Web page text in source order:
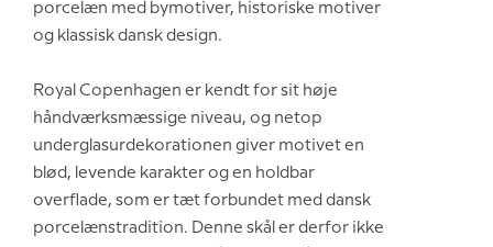
porcelæn med bymotiver, historiske motiver
og klassisk dansk design.
Royal Copenhagen er kendt for sit høje
håndværksmæssige niveau, og netop
underglasurdekorationen giver motivet en
blød, levende karakter og en holdbar
overflade, som er tæt forbundet med dansk
porcelænstradition. Denne skål er derfor ikke